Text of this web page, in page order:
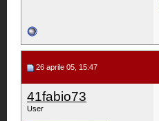
26 aprile 05, 15:47
41fabio73
User